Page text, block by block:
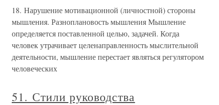
18. Нарушение мотивационной (личностной) стороны
мышления. Разноплановость мышления Мышление
определяется поставленной целью, задачей. Когда
человек утрачивает целенаправленность мыслительной
деятельности, мышление перестает являться регулятором
человеческих
51. Стили руководства